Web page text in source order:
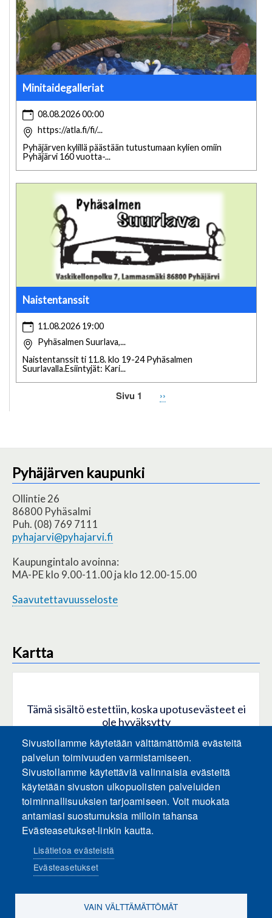
Minitaidegalleriat
08.08.2026 00:00
https://atla.fi/fi/...
Pyhäjärven kylillä päästään tutustumaan kylien omiin
Pyhäjärvi 160 vuotta-...
Naistentanssit
11.08.2026 19:00
Pyhäsalmen Suurlava,...
Naistentanssit ti 11.8. klo 19-24 Pyhäsalmen
Suurlavalla.Esiintyjät: Kari...
Sivu 1
Seuraava
››
Pyhäjärven kaupunki
Ollintie 26
86800 Pyhäsalmi
Puh. (08) 769 7111
pyhajarvi@pyhajarvi.fi
Kaupungintalo avoinna:
MA-PE klo 9.00-11.00 ja klo 12.00-15.00
Saavutettavuusseloste
Kartta
Tämä sisältö estettiin, koska upotusevästeet ei
ole hyväksytty
HYVÄKSY KAIKKI EVÄSTEET
Hyväksy vain upotusevästeet
Sosiaalinen media
Sivustollamme käytetään välttämättömiä evästeitä
palvelun toimivuuden varmistamiseen.
Sivustollamme käytettäviä valinnaisia evästeitä
käytetään sivuston ulkopuolisten palveluiden
toiminnallisuuksien tarjoamiseen. Voit muokata
antamiasi suostumuksia milloin tahansa
Evästeasetukset-linkin kautta.
Lisätietoa evästeistä
Evästeasetukset
VAIN VÄLTTÄMÄTTÖMÄT